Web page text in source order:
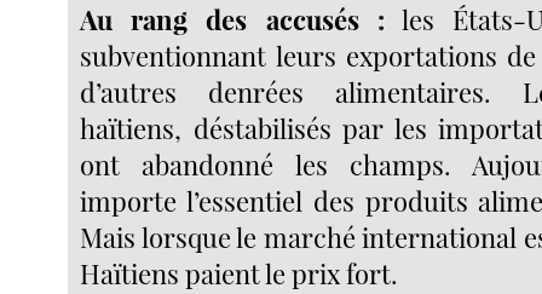
Au rang des accusés : les États-
subventionnant leurs exportations
d’autres denrées alimentaires.
haïtiens, déstabilisés par les
ont abandonné les champs.
importe l’essentiel des produits
Mais lorsque le marché international
Haïtiens paient le prix fort.